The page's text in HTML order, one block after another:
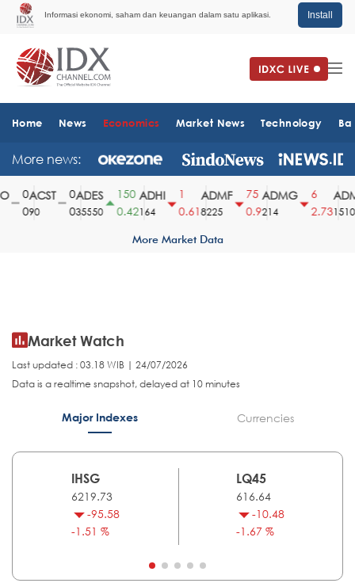
Informasi ekonomi, saham dan keuangan dalam satu aplikasi. Install
Home News Economics Market News Technology
More news:
ACST
90
ADES
35550
150
0.42
ADHI
164
0.61
ADMF
8225
75
0.9
ADMG
214
2.73
ADMR
1510
More Market Data
Market Watch
Last updated : 03.18 WIB | 24/07/2026
Data is a realtime snapshot, delayed at 10 minutes
Major Indexes Currencies
IHSG
6219.73
-95.58
-1.51 %
LQ45
616.64
-10.48
-1.67 %